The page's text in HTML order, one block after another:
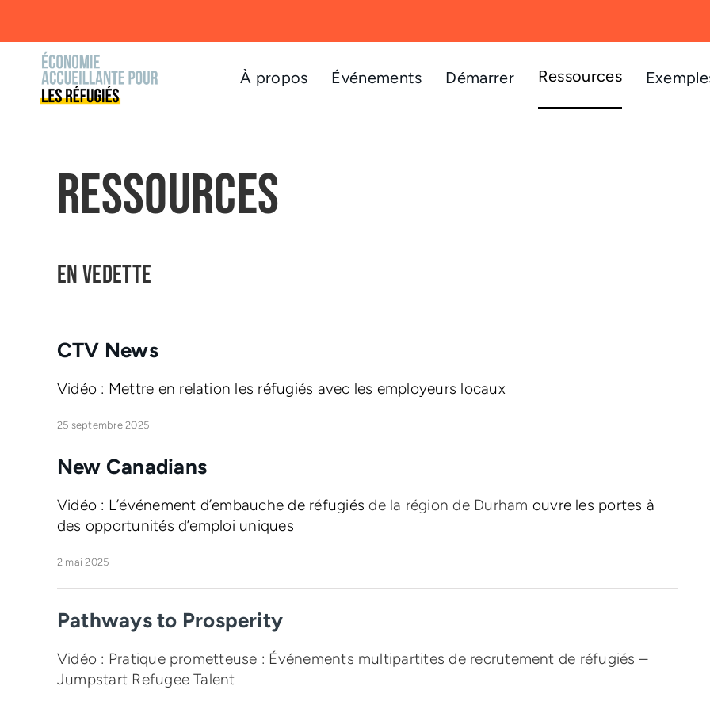
contenu
À propos Événements Démarrer Ressources
Ressources
EN VEDETTE
CTV News
Vidéo : Mettre en relation les réfugiés avec les employeurs locaux
25 septembre 2025
New Canadians
Vidéo : L’événement d’embauche de réfugiés de la région de Durham ouvre les portes à
des opportunités d’emploi uniques
2 mai 2025
Pathways to Prosperity
Vidéo : Pratique prometteuse : Événements multipartites de recrutement de réfugiés –
Jumpstart Refugee Talent